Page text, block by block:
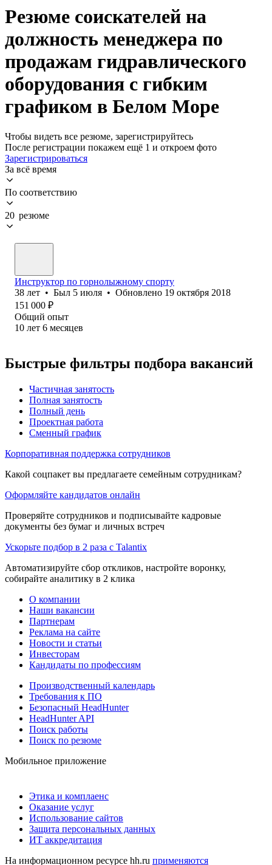
Резюме соискателей на
должность менеджера по
продажам гидравлического
оборудования с гибким
графиком в Белом Море
Чтобы видеть все резюме, зарегистрируйтесь
После регистрации покажем ещё 1 и откроем фото
Зарегистрироваться
За всё время
По соответствию
20 резюме
Инструктор по горнолыжному спорту
38 лет • Был 5 июля • Обновлено 19 октября 2018
151 000 ₽
Общий опыт
10 лет 6 месяцев
Быстрые фильтры подбора вакансий
Частичная занятость
Полная занятость
Полный день
Проектная работа
Сменный график
Корпоративная поддержка сотрудников
Какой соцпакет вы предлагаете семейным сотрудникам?
Оформляйте кандидатов онлайн
Проверяйте сотрудников и подписывайте кадровые
документы без бумаг и личных встреч
Ускорьте подбор в 2 раза с Talantix
Автоматизируйте сбор откликов, настройте воронку,
собирайте аналитику в 2 клика
О компании
Наши вакансии
Партнерам
Реклама на сайте
Новости и статьи
Инвесторам
Кандидаты по профессиям
Производственный календарь
Требования к ПО
Безопасный HeadHunter
HeadHunter API
Поиск работы
Поиск по резюме
Мобильное приложение
Этика и комплаенс
Оказание услуг
Использование сайтов
Защита персональных данных
ИТ аккредитация
На информационном ресурсе hh.ru применяются